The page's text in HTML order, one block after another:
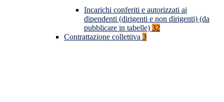
Incarichi conferiti e autorizzati ai
dipendenti (dirigenti e non dirigenti) (da
pubblicare in tabelle) 32
Contrattazione collettiva 3